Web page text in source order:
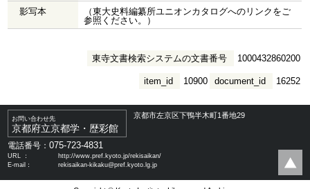
影写本
（東大史料編纂所ユニオンカタログへのリンクをご
参照ください。）
東寺文書検索システムの文書番号 1000432860200
document_id 16252
item_id 10900
お問い合わせ先
京都府立京都学・歴彩館
京都市左京区下鴨半木町1番地29
電話番号：075-723-4831
URL ：
http://www.pref.kyoto.jp/rekisaikan/
E-mail：
rekisaikan-kikaku@pref.kyoto.lg.jp